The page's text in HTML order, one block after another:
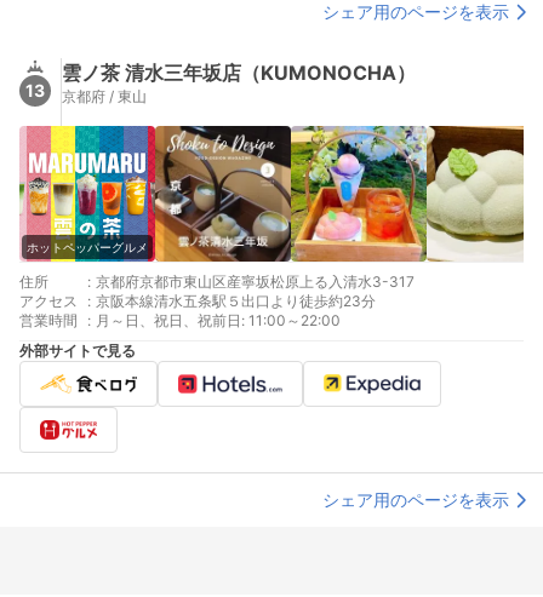
シェア用のページを表示
13
雲ノ茶 清水三年坂店（KUMONOCHA）
京都府 / 東山
ホットペッパーグルメ
住所 : 京都府京都市東山区産寧坂松原上る入清水3-317
アクセス
: 京阪本線清水五条駅５出口より徒歩約23分
営業時間
: 月～日、祝日、祝前日: 11:00～22:00
外部サイトで見る
シェア用のページを表示